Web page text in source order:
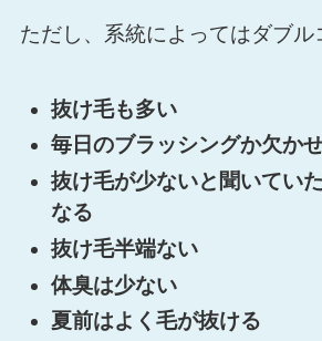
ただし、系統によってはダブル
抜け毛も多い
毎日のブラッシングか欠か
抜け毛が少ないと聞いてい
なる
抜け毛半端ない
体臭は少ない
夏前はよく毛が抜ける